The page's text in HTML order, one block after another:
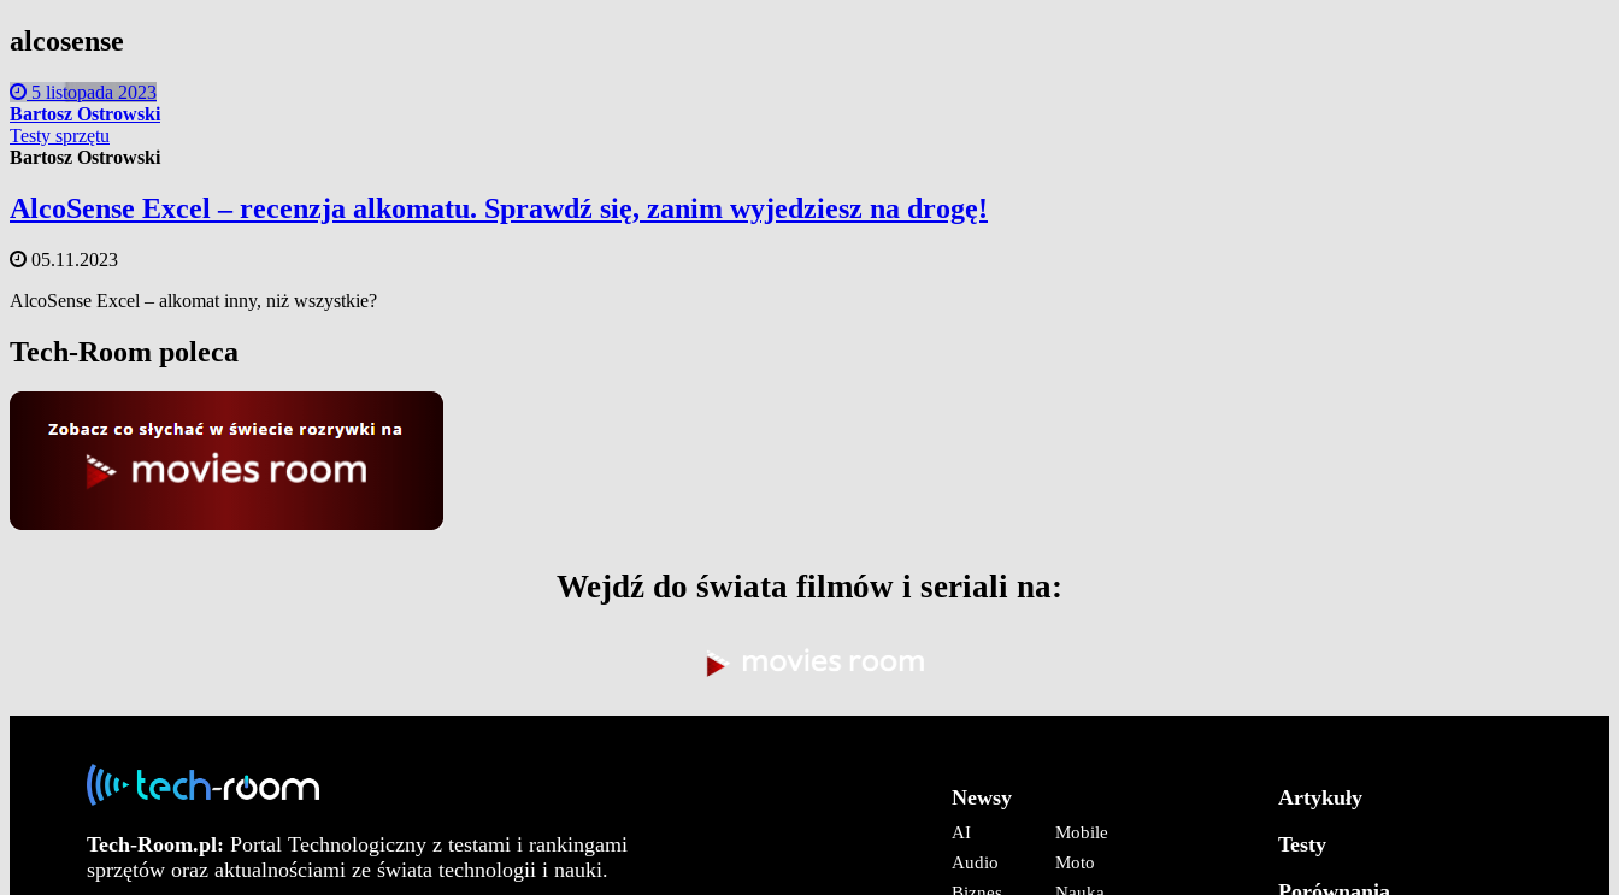
alcosense
5 listopada 2023
Bartosz Ostrowski
Testy sprzętu
Bartosz Ostrowski
AlcoSense Excel – recenzja alkomatu. Sprawdź się, zanim wyjedziesz na drogę!
05.11.2023
AlcoSense Excel – alkomat inny, niż wszystkie?
Tech-Room poleca
Wejdź do świata filmów i seriali na:
Tech-Room.pl: Portal Technologiczny z testami i rankingami
sprzętów oraz aktualnościami ze świata technologii i nauki.
Newsy
AI
Audio
Mobile
Moto
Artykuły
Testy